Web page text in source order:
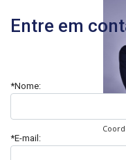
Entre em
*Nome:
*E-mail: